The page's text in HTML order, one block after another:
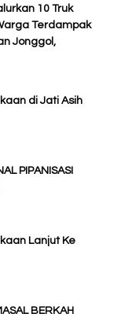
10 Truk
Terdampak
Jonggol,
di Jati Asih
PIPANISASI
Lanjut Ke
BERKAH